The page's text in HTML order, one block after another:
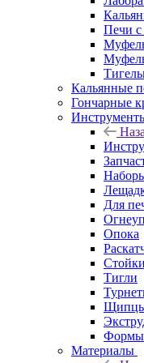
Печи с
Кальянные
Гончарные
Для
Опока
Стойки
Тигли
Формы
Материалы